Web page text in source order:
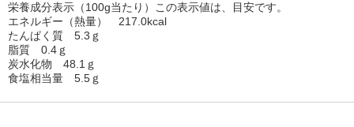
栄養成分表示（100g当たり）この表示値は、目安です。
エネルギー（熱量） 217.0kcal
たんぱく質 5.3ｇ
脂質 0.4ｇ
炭水化物 48.1ｇ
食塩相当量 5.5ｇ